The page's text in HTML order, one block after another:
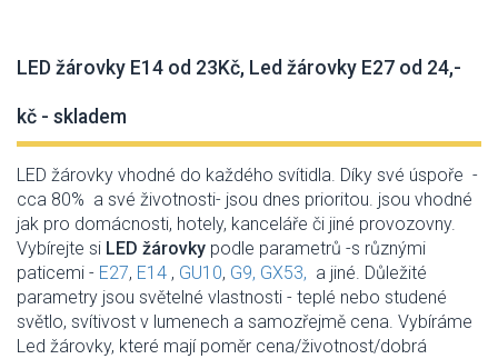
LED žárovky E14 od 23Kč, Led žárovky E27 od 24,-
kč - skladem
LED žárovky vhodné do každého svítidla. Díky své úspoře -
cca 80% a své životnosti- jsou dnes prioritou. jsou vhodné
jak pro domácnosti, hotely, kanceláře či jiné provozovny.
Vybírejte si LED žárovky podle parametrů -s různými
paticemi - E27, E14 , GU10, G9, GX53, a jiné. Důležité
parametry jsou světelné vlastnosti - teplé nebo studené
světlo, svítivost v lumenech a samozřejmě cena. Vybíráme
Led žárovky, které mají poměr cena/životnost/dobrá